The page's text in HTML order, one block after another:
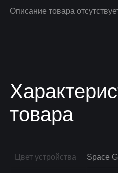
Описание товара
товара
Цвет устройства Space